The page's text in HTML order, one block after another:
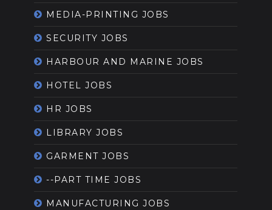
MEDIA-PRINTING JOBS
SECURITY JOBS
HARBOUR AND MARINE JOBS
HOTEL JOBS
HR JOBS
LIBRARY JOBS
GARMENT JOBS
--PART TIME JOBS
MANUFACTURING JOBS